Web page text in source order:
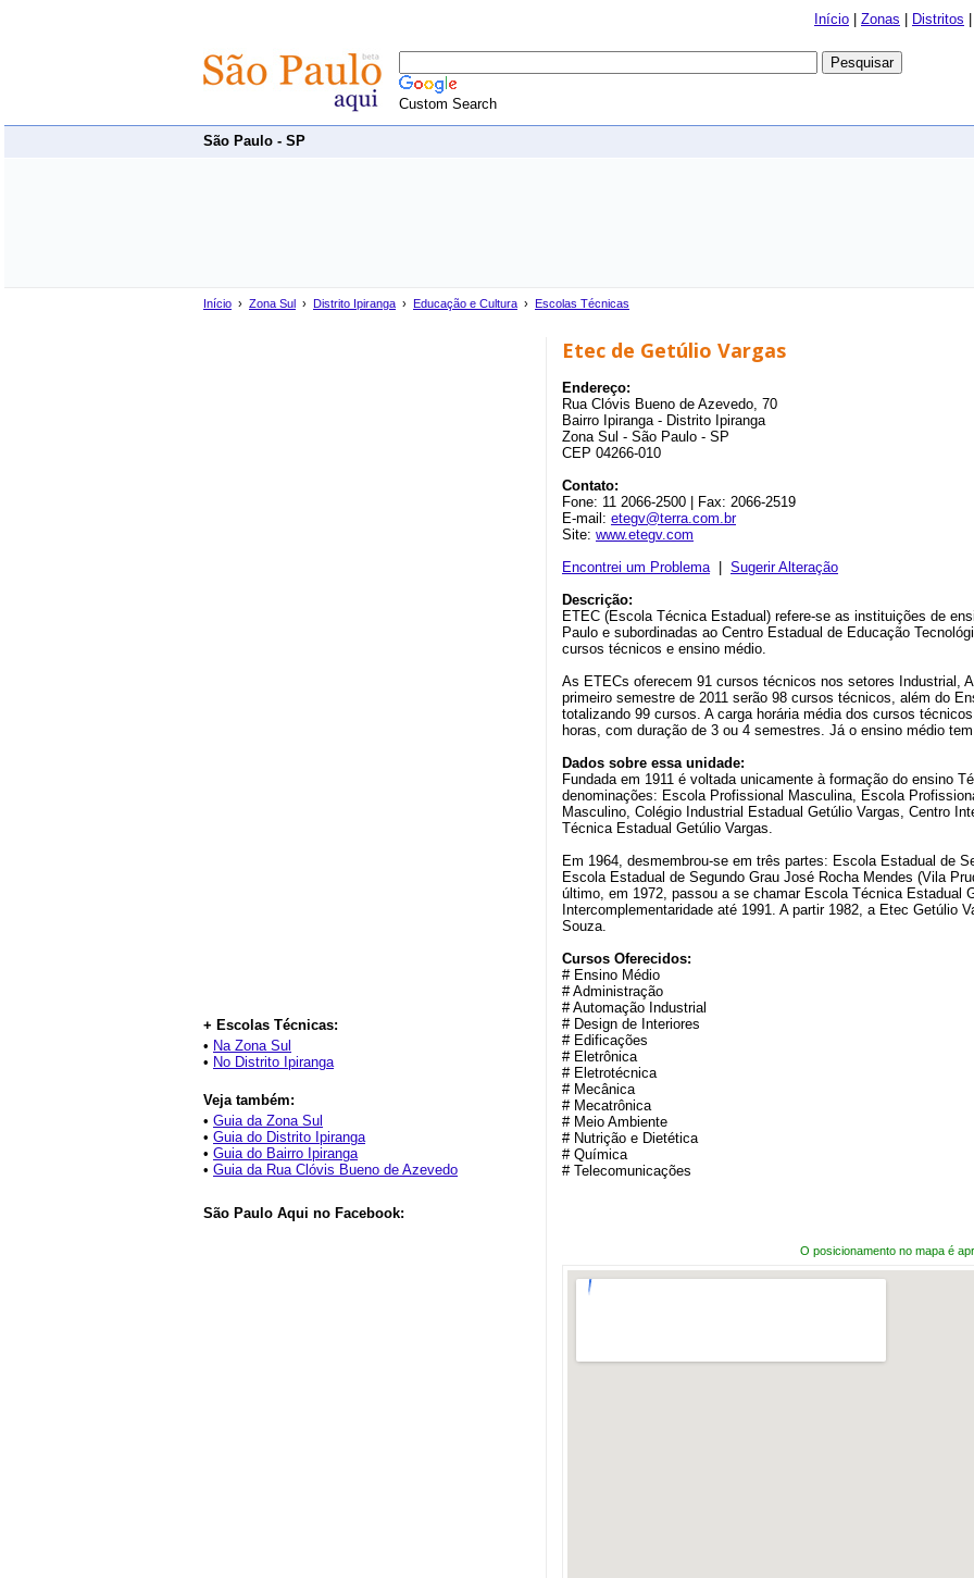
Início Zonas Distritos
Custom Search
São Paulo - SP
Início › Zona Sul › Distrito Ipiranga › Educação e Cultura › Escolas Técnicas
+ Escolas Técnicas:
• Na Zona Sul
• No Distrito Ipiranga
Veja também:
• Guia da Zona Sul
• Guia do Distrito Ipiranga
• Guia do Bairro Ipiranga
• Guia da Rua Clóvis Bueno de Azevedo
São Paulo Aqui no Facebook:
Etec de Getúlio Vargas
Endereço:
Rua Clóvis Bueno de Azevedo, 70
Bairro Ipiranga - Distrito Ipiranga
Zona Sul - São Paulo - SP
CEP 04266-010
Contato:
Fone: 11 2066-2500 | Fax: 2066-2519
E-mail: etegv@terra.com.br
Site: www.etegv.com
Encontrei um Problema| Sugerir Alteração
Descrição:
ETEC (Escola Técnica Estadual) refere-se as instituições de
Paulo e subordinadas ao Centro Estadual de Educação
cursos técnicos e ensino médio.
As ETECs oferecem 91 cursos técnicos nos setores Industrial,
primeiro semestre de 2011 serão 98 cursos técnicos, além do
totalizando 99 cursos. A carga horária média dos cursos
horas, com duração de 3 ou 4 semestres. Já o ensino médio
Dados sobre essa unidade:
Fundada em 1911 é voltada unicamente à formação do ensino
denominações: Escola Profissional Masculina, Escola
Masculino, Colégio Industrial Estadual Getúlio Vargas, Centro
Técnica Estadual Getúlio Vargas.
Em 1964, desmembrou-se em três partes: Escola Estadual de
Escola Estadual de Segundo Grau José Rocha Mendes (Vila
último, em 1972, passou a se chamar Escola Técnica Estadual
Intercomplementaridade até 1991. A partir 1982, a Etec Getúlio
Souza.
Cursos Oferecidos:
# Ensino Médio
# Administração
# Automação Industrial
# Design de Interiores
# Edificações
# Eletrônica
# Eletrotécnica
# Mecânica
# Mecatrônica
# Meio Ambiente
# Nutrição e Dietética
# Química
# Telecomunicações
O posicionamento no mapa é